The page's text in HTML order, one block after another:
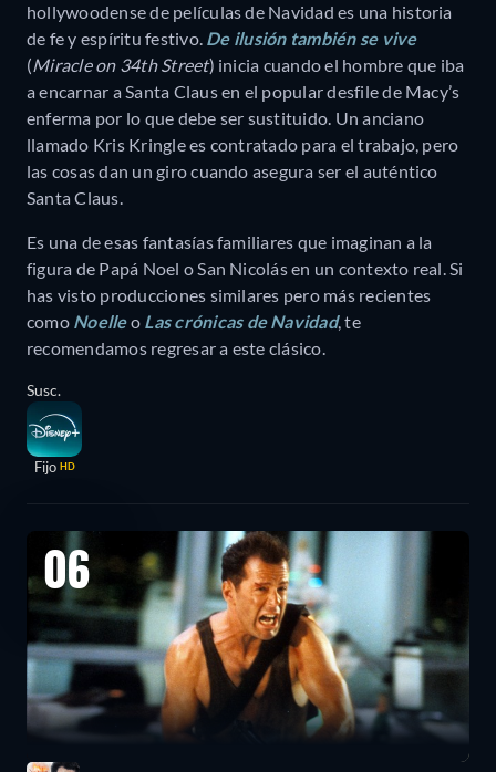
hollywoodense de películas de Navidad es una historia
de fe y espíritu festivo. De ilusión también se vive
(Miracle on 34th Street) inicia cuando el hombre que iba
a encarnar a Santa Claus en el popular desfile de Macy’s
enferma por lo que debe ser sustituido. Un anciano
llamado Kris Kringle es contratado para el trabajo, pero
las cosas dan un giro cuando asegura ser el auténtico
Santa Claus.
Es una de esas fantasías familiares que imaginan a la
figura de Papá Noel o San Nicolás en un contexto real. Si
has visto producciones similares pero más recientes
como Noelleo Las crónicas de Navidad, te
recomendamos regresar a este clásico.
Susc.
Fijo HD
06